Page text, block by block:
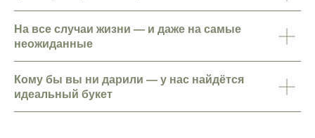
На все случаи жизни — и даже на самые
неожиданные
Кому бы вы ни дарили — у нас найдётся
идеальный букет